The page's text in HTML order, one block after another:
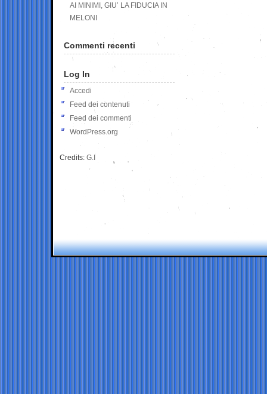
AI MINIMI, GIU’ LA FIDUCIA IN
MELONI
Commenti recenti
Log In
Accedi
Feed dei contenuti
Feed dei commenti
WordPress.org
Credits: G.I